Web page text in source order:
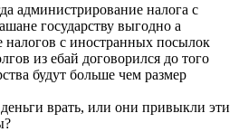
администрирование налога с
государству выгодно а
налогов с иностранных посылок
из ебай договорился до того
будут больше чем размер
врать, или они привыкли эти